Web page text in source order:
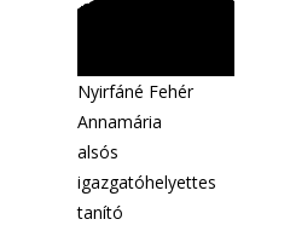
Nyirfáné Fehér
Annamária
alsós
igazgatóhelyettes
tanító